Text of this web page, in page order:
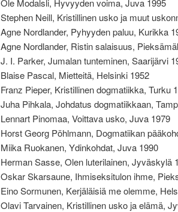
Ole Modalsli, Hyvyyden voima, Juva 1995
Stephen Neill, Kristillinen usko ja muut
Agne Nordlander, Pyhyyden paluu, Kurikka
Agne Nordlander, Ristin salaisuus,
J. I. Parker, Jumalan tunteminen, Saarijärvi
Blaise Pascal, Mietteitä, Helsinki 1952
Franz Pieper, Kristillinen dogmatiikka, Turku
Juha Pihkala, Johdatus dogmatiikkaan,
Lennart Pinomaa, Voittava usko, Juva 1979
Horst Georg Pöhlmann, Dogmatiikan
Miika Ruokanen, Ydinkohdat, Juva 1990
Herman Sasse, Olen luterilainen, Jyväskylä
Oskar Skarsaune, Ihmiseksitulon ihme,
Eino Sormunen, Kerjäläisiä me olemme,
Olavi Tarvainen, Kristillinen usko ja elämä,